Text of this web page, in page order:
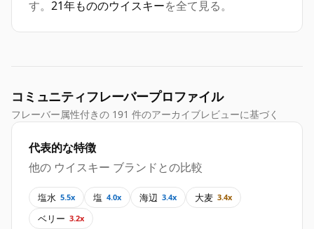
す。 21年もののウイスキーを全て見る。
コミュニティフレーバープロファイル
フレーバー属性付きの 191 件のアーカイブレビューに基づく
代表的な特徴
他の ウイスキー ブランドとの比較
塩水 5.5x 塩 4.0x 海辺 3.4x 大麦 3.4x
ベリー 3.2x